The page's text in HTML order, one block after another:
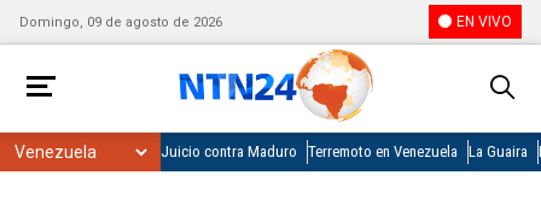
Domingo, 09 de agosto de 2026 EN VIVO
Juicio contra Maduro Terremoto en Venezuela La Guaira